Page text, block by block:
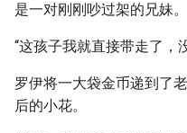
是一对刚刚吵过架的兄妹。
“这孩子我就直接带走了，
罗伊将一大袋金币递到了
后的小花。